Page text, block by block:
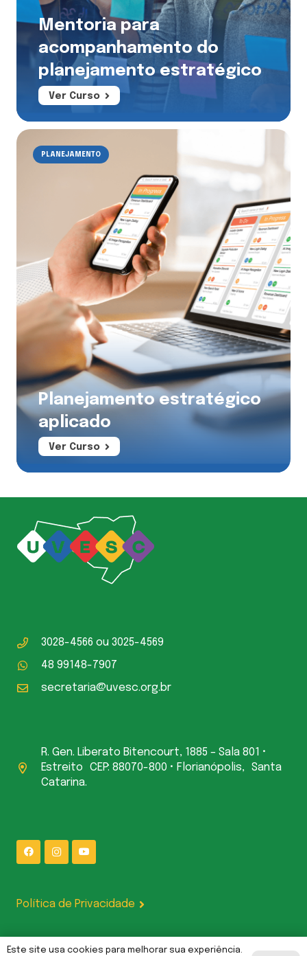
Mentoria para
acompanhamento do
planejamento estratégico
Ver Curso
PLANEJAMENTO
Planejamento estratégico
aplicado
Ver Curso
3028-4566 ou 3025-4569
48 99148-7907
secretaria@uvesc.org.br
R. Gen. Liberato Bitencourt, 1885 – Sala 801 •
Estreito CEP: 88070-800 • Florianópolis, Santa
Catarina.
Política de Privacidade
UVESC Comunicações | Gerenciado por L P CODE LTDA — CNPJ:
Este site usa cookies para melhorar sua experiência.